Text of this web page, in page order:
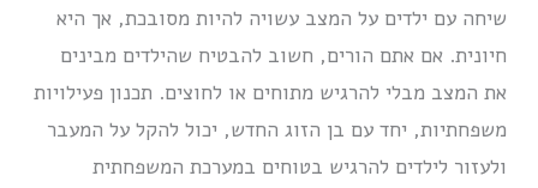
שיחה עם ילדים על המצב עשויה להיות מסובכת, אך היא
חיונית. אם אתם הורים, חשוב להבטיח שהילדים מבינים
את המצב מבלי להרגיש מתוחים או לחוצים. תכנון פעילויות
משפחתיות, יחד עם בן הזוג החדש, יכול להקל על המעבר
ולעזור לילדים להרגיש בטוחים במערכת המשפחתית